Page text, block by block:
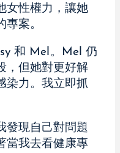
女性權力，讓她
案。
和 Mel。Mel 仍
，但她對更好解
染力。我立即抓
發現自己對問題
當我去看健康專